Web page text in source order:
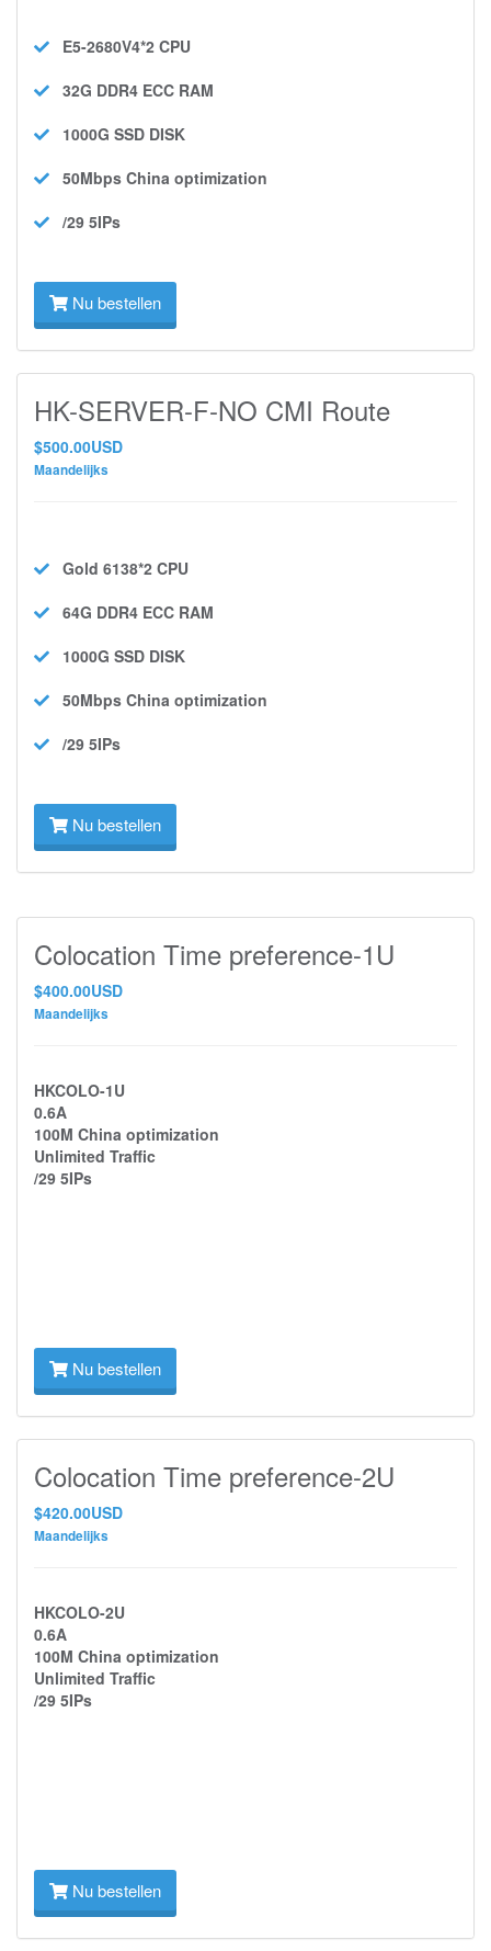
E5-2680V4*2 CPU
32G DDR4 ECC RAM
1000G SSD DISK
50Mbps China optimization
/29 5IPs
Nu bestellen
HK-SERVER-F-NO CMI Route
$500.00USD
Maandelijks
Gold 6138*2 CPU
64G DDR4 ECC RAM
1000G SSD DISK
50Mbps China optimization
/29 5IPs
Nu bestellen
Colocation Time preference-1U
$400.00USD
Maandelijks
HKCOLO-1U
0.6A
100M China optimization
Unlimited Traffic
/29 5IPs
Nu bestellen
Colocation Time preference-2U
$420.00USD
Maandelijks
HKCOLO-2U
0.6A
100M China optimization
Unlimited Traffic
/29 5IPs
Nu bestellen